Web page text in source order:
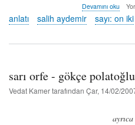
küçük
defterler
II
salih
Devamını oku
anlatı salih aydemir sayı: on iki
sarı orfe - gökçe polatoğlu
Vedat Kamertarafından Çar, 14/02/